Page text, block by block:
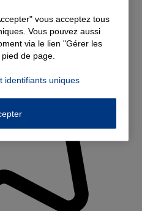
vous acceptez tous
Vous pouvez aussi
via le lien "Gérer les
de page.
identifiants uniques